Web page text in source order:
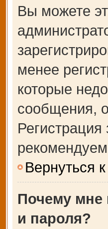
Вы можете
менее
которые
сообщения,
Вернуться
Почему мне
и пароля?